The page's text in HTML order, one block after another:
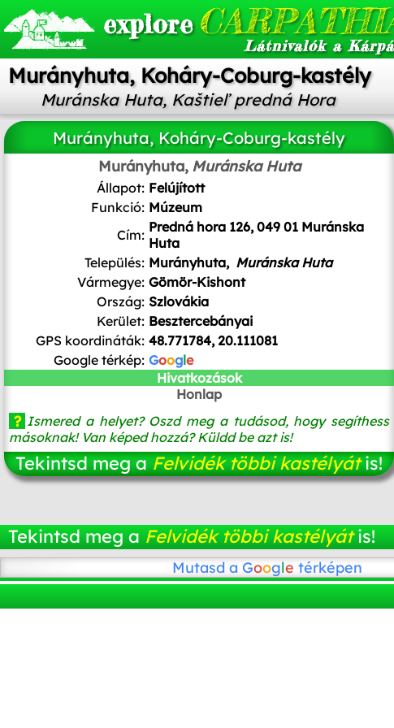
explore
Látnivalók a
Murányhuta, Koháry-Coburg-kastély
Muránska Huta, Kaštieľ predná Hora
Murányhuta, Koháry-Coburg-kastély
Murányhuta, Muránska Huta
Állapot: Felújított
Funkció: Múzeum
Cím: Predná hora 126, 049 01 Muránska
Huta
Település: Murányhuta, Muránska Huta
Vármegye: Gömör-Kishont
Ország: Szlovákia
Kerület: Besztercebányai
GPS koordináták: 48.771784, 20.111081
Google térkép: Google
Hivatkozások
Honlap
? Ismered a helyet? Oszd meg a tudásod, hogy segíthess
másoknak! Van képed hozzá? Küldd be azt is!
Tekintsd meg a Felvidék többi kastélyát is!
Tekintsd meg a Felvidék többi kastélyát is!
Mutasd a Google térképen